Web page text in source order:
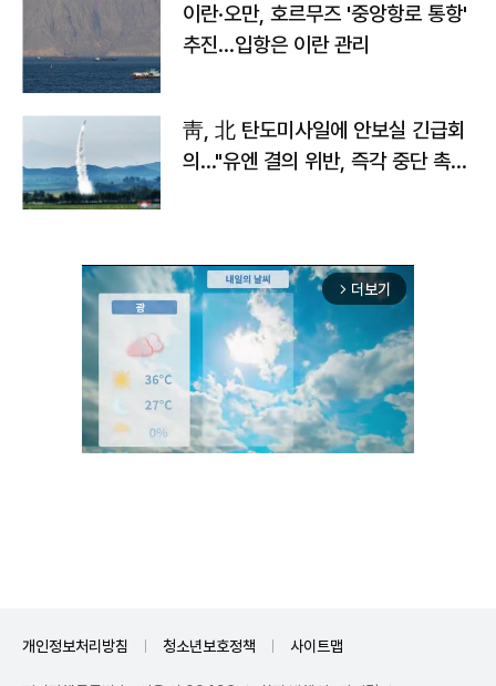
이란·오만, 호르무즈 '중앙항로 통항'
추진…입항은 이란 관리
靑, 北 탄도미사일에 안보실 긴급회
의…"유엔 결의 위반, 즉각 중단 촉
arrow_forward_ios 더보기
개인정보처리방침 청소년보호정책 사이트맵